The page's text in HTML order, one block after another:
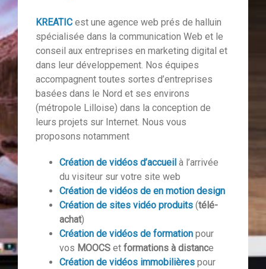
KREATIC est une agence web prés de halluin
spécialisée dans la communication Web et le
conseil aux entreprises en marketing digital et
dans leur développement. Nos équipes
accompagnent toutes sortes d’entreprises
basées dans le Nord et ses environs
(métropole Lilloise) dans la conception de
leurs projets sur Internet. Nous vous
proposons notamment
Création de vidéos d’accueil à l’arrivée
du visiteur sur votre site web
Création de vidéos de en motion design
Création de sites vidéo produits (télé-
achat)
Création de vidéos de formation pour
vos MOOCS et formations à distance
Création de vidéos immobilières pour